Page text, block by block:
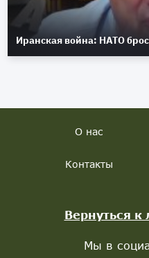
Иранская война: НАТО
О нас
Контакты
Вернуться к
Мы в